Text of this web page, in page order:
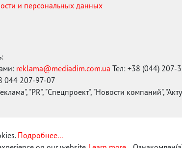
и персональных данных
reklama@mediadim.com.ua Тел: +38 (044) 207-
044 207-97-07
"PR", "Спецпроект", "Новости компаний",
Подробнее...